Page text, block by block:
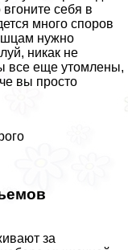
себя в
много споров
нужно
никак не
все еще утомлены,
вы просто
за